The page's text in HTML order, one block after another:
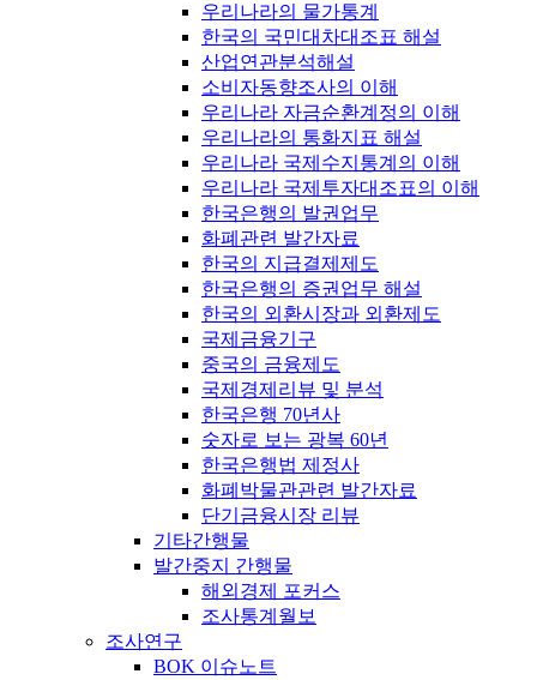
우리나라의 물가통계
한국의 국민대차대조표 해설
산업연관분석해설
소비자동향조사의 이해
우리나라 자금순환계정의 이해
우리나라의 통화지표 해설
우리나라 국제수지통계의 이해
우리나라 국제투자대조표의 이해
한국은행의 발권업무
화폐관련 발간자료
한국의 지급결제제도
한국은행의 증권업무 해설
한국의 외환시장과 외환제도
국제금융기구
중국의 금융제도
국제경제리뷰 및 분석
한국은행 70년사
숫자로 보는 광복 60년
한국은행법 제정사
화폐박물관관련 발간자료
단기금융시장 리뷰
기타간행물
발간중지 간행물
해외경제 포커스
조사통계월보
조사연구
BOK 이슈노트